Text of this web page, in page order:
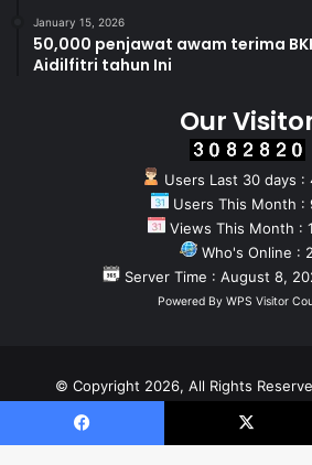
January 15, 2026
50,000 penjawat awam terima
Aidilfitri tahun Ini
Our
Users Last 30 days :
Users This Month :
Views This Month :
Who's Online : 2
Server Time : August 8,
Powered By WPS Visitor
© Copyright 2026, All Rights
About
Facebook X